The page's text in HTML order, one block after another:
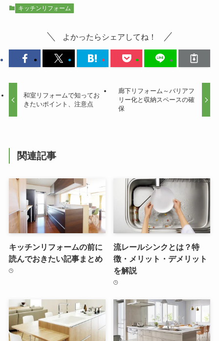
キッチンリフォーム
よかったらシェアしてね！
和室リフォームで知ってお
きたいポイント、注意点
廊下リフォーム～バリアフ
リー化と収納スペースの確
保
関連記事
キッチンリフォームの前に
読んでおきたい記事まとめ
流レールシンクとは？特
徴・メリット・デメリット
を解説